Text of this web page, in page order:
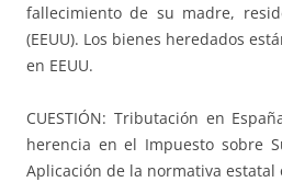
fallecimiento de su madre,
(EEUU). Los bienes heredados
en EEUU.
CUESTIÓN: Tributación en
herencia en el Impuesto sobre
Aplicación de la normativa estatal